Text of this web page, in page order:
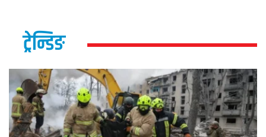
ट्रेन्डिङ